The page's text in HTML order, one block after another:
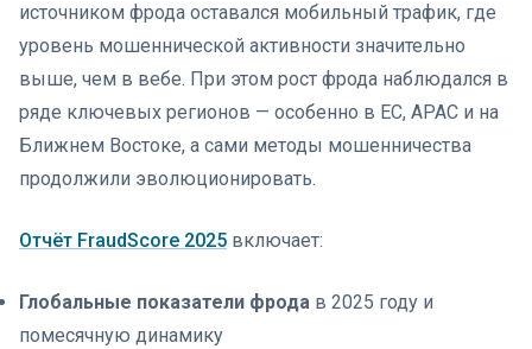
источником фрода оставался мобильный трафик, где
уровень мошеннической активности значительно
выше, чем в вебе. При этом рост фрода наблюдался в
ряде ключевых регионов — особенно в ЕС, APAC и на
Ближнем Востоке, а сами методы мошенничества
продолжили эволюционировать.
Отчёт FraudScore 2025 включает:
Глобальные показатели фрода в 2025 году и
помесячную динамику